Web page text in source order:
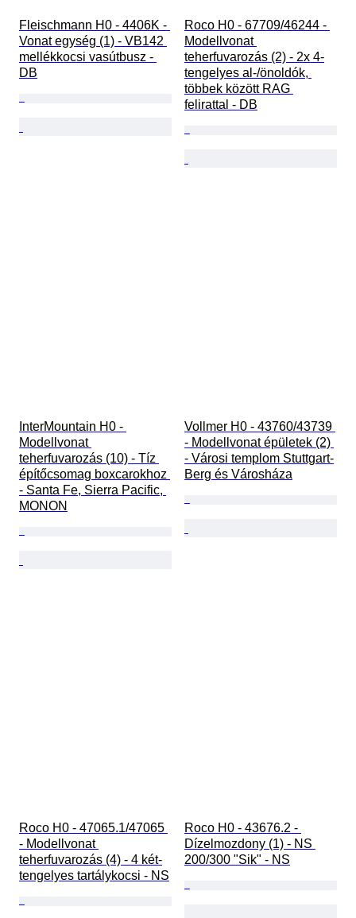
Fleischmann H0 - 4406K -
Vonat egység (1) - VB142
mellékkocsi vasútbusz -
DB
Roco H0 - 67709/46244 -
Modellvonat
teherfuvarozás (2) - 2x 4-
tengelyes al-/önoldók,
többek között RAG
felirattal - DB
InterMountain H0 -
Modellvonat
teherfuvarozás (10) - Tíz
építőcsomag boxcarokhoz
- Santa Fe, Sierra Pacific,
MONON
Vollmer H0 - 43760/43739
- Modellvonat épületek (2)
- Városi templom Stuttgart-
Berg és Városháza
Roco H0 - 47065.1/47065
- Modellvonat
teherfuvarozás (4) - 4 két-
tengelyes tartálykocsi - NS
Roco H0 - 43676.2 -
Dízelmozdony (1) - NS
200/300 "Sik" - NS